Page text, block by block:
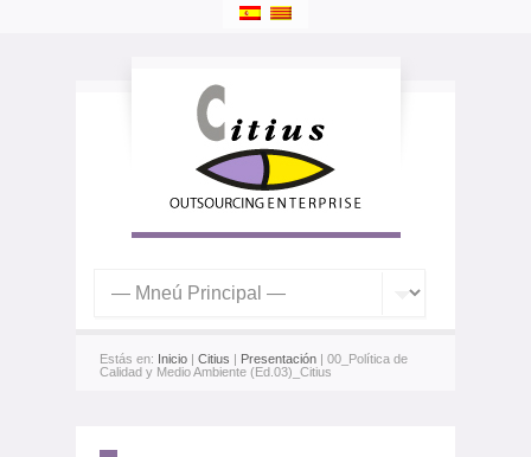
Estás en: Inicio | Citius | Presentación | 00_Política de
Calidad y Medio Ambiente (Ed.03)_Citius